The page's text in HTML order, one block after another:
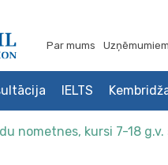
Par mums
IELTS
nometnes, kursi 7-18